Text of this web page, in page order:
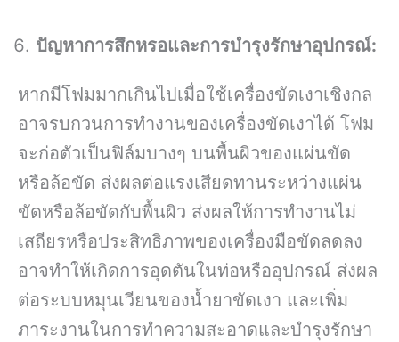
ปัญหาการสึกหรอและการบำรุงรักษาอุปกรณ์:
หากมีโฟมมากเกินไปเมื่อใช้เครื่องขัดเงาเชิงกล
อาจรบกวนการทำงานของเครื่องขัดเงาได้ โฟม
จะก่อตัวเป็นฟิล์มบางๆ บนพื้นผิวของแผ่นขัด
หรือล้อขัด ส่งผลต่อแรงเสียดทานระหว่างแผ่น
ขัดหรือล้อขัดกับพื้นผิว ส่งผลให้การทำงานไม่
เสถียรหรือประสิทธิภาพของเครื่องมือขัดลดลง
อาจทำให้เกิดการอุดตันในท่อหรืออุปกรณ์ ส่งผล
ต่อระบบหมุนเวียนของน้ำยาขัดเงา และเพิ่ม
ภาระงานในการทำความสะอาดและบำรุงรักษา